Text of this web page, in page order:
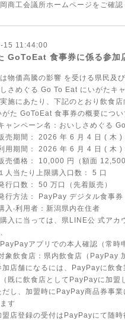
商工会議所ホームページ をご確認
15 11:44:00
GoToEat ⾷事券に係る参加
物価⾼騰の影響 を受ける県⺠及
さめぐる Go To Eat にいがたキ
施にあたり、下記のとおり飲⾷
た GoToEat ⾷事券の概要につい
ンペーン名：おいしさめぐる Go
期間： 2026 年 6 ⽉ 4 ⽇ ( ⽊ )
期間： 2026 年 6 ⽉ 4 ⽇ ( ⽊ )
価格： 10,000 円（額⾯ 12,500
当たり上限購⼊⼝数： 5 ⼝
⼝数： 50 万⼝（先着販売）
⽅法： PayPay デジタル⾷事券
‧利⽤者：新潟県内在住者
っては、県LINE公 式アカウン
アプリでの本⼈確認（常時申
飲⾷店：県内飲⾷店（PayPay 加
舗になるには、PayPayに飲⾷
⾷店としてPayPayに加盟して
、加盟時にPayPay商品券事業に
す
登録の受付はPayPayにて随時